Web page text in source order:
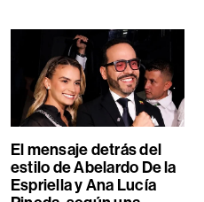
El mensaje detrás del
estilo de Abelardo De la
Espriella y Ana Lucía